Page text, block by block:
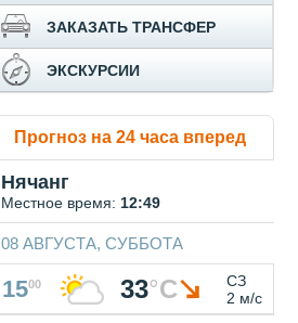
ЗАКАЗАТЬ ТРАНСФЕР
ЭКСКУРСИИ
Прогноз на 24 часа вперед
Нячанг
Местное время: 12:49
08 АВГУСТА, СУББОТА
1500 33°C
СЗ
2 м/с